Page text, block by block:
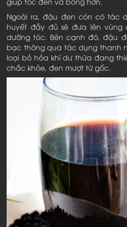
Ngoài ra, đậu đen còn có tác
huyết đầy đủ sẽ đưa lên
dưỡng tóc. Bên cạnh đó, đậu
bạc thông qua tác dụng thanh
loại bỏ hỏa khí dư thừa đang
chắc khỏe, đen mượt từ gốc.